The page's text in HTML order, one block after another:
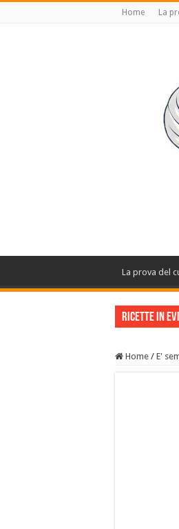
Home La
La prova del
Ricette in
Home / E'